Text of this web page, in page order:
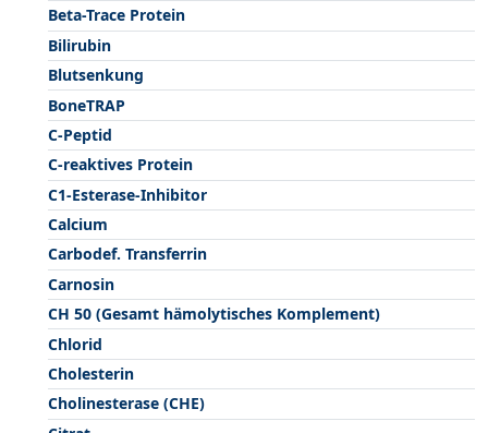
Beta-Trace Protein
Bilirubin
Blutsenkung
BoneTRAP
C-Peptid
C-reaktives Protein
C1-Esterase-Inhibitor
Calcium
Carbodef. Transferrin
Carnosin
CH 50 (Gesamt hämolytisches Komplement)
Chlorid
Cholesterin
Cholinesterase (CHE)